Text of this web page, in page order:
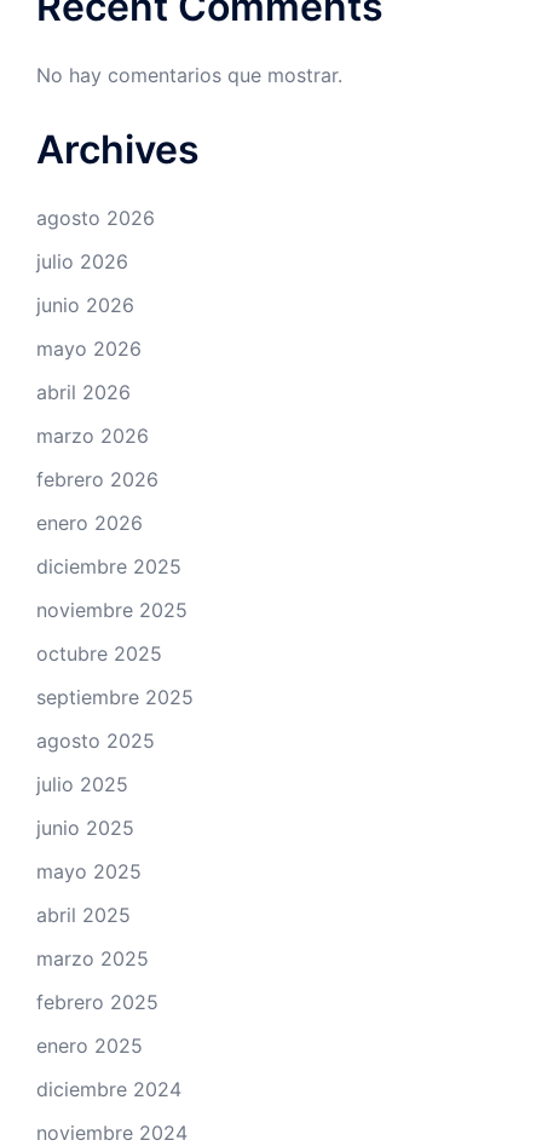
No hay comentarios que mostrar.
Archives
agosto 2026
julio 2026
junio 2026
mayo 2026
abril 2026
marzo 2026
febrero 2026
enero 2026
diciembre 2025
noviembre 2025
octubre 2025
septiembre 2025
agosto 2025
julio 2025
junio 2025
mayo 2025
abril 2025
marzo 2025
febrero 2025
enero 2025
diciembre 2024
noviembre 2024